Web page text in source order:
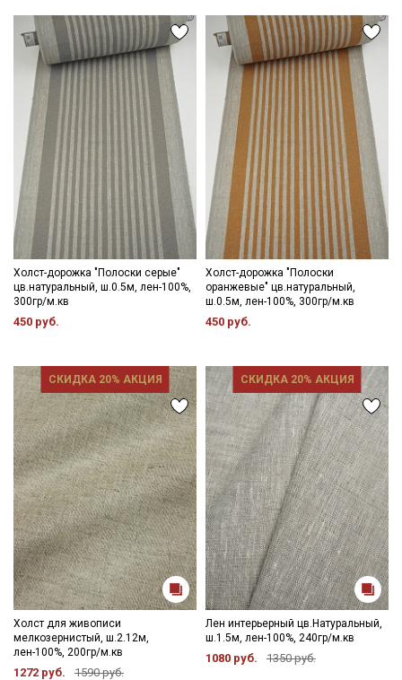
Холст-дорожка "Полоски серые"
цв.натуральный, ш.0.5м, лен-100%,
300гр/м.кв
450 руб.
Холст-дорожка "Полоски
оранжевые" цв.натуральный,
ш.0.5м, лен-100%, 300гр/м.кв
450 руб.
СКИДКА 20% АКЦИЯ
Холст для живописи
мелкозернистый, ш.2.12м,
лен-100%, 200гр/м.кв
1272 руб. 1590 руб.
СКИДКА 20% АКЦИЯ
Лен интерьерный цв.Натуральный,
ш.1.5м, лен-100%, 240гр/м.кв
1080 руб. 1350 руб.